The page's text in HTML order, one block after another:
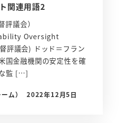
関連用語2
評議会）
Oversight
評議会) ドッド＝フラン
国金融機関の安定性を確
監 […]
ム） 2022年12月5日